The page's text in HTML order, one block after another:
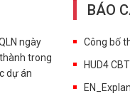
ngày
trong
dự án
BÁO
Công bố
HUD4